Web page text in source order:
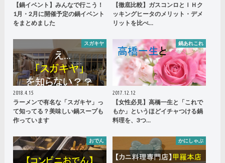
【鍋イベント】みんなで行こう！
1月・2月に開催予定の鍋イベント
をまとめました
【徹底比較】ガスコンロとＩＨク
ッキングヒータのメリット・デメ
リットを比べ…
スガキヤ
2018.4.15
ラーメンで有名な「スガキヤ」っ
て知ってる？美味しい鍋スープも
作っています
鍋あれこれ
2017.12.12
【女性必見】高橋一生と「これで
もか」というほどイチャつける鍋
料理を、3つ…
おでん かにしゃぶ